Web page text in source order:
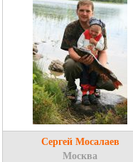
Сергей Мосалаев
Москва